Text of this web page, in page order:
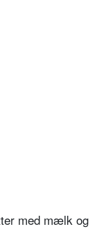
med mælk og